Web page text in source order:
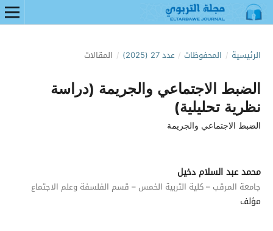
الرئيسية / المحفوظات / عدد 27 (2025) / المقالات
الضبط الاجتماعي والجريمة (دراسة
نظرية تحليلية)
الضبط الاجتماعي والجريمة
محمد عبد السلام دخيل
جامعة المرقب – كلية التربية الخمس – قسم الفلسفة وعلم الاجتماع
مؤلف